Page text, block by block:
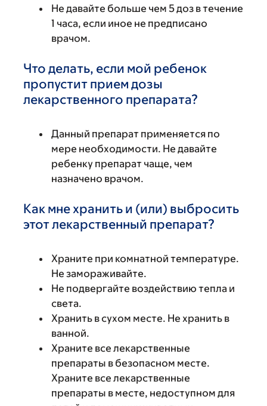
Не давайте больше чем 5 доз в течение
1 часа, если иное не предписано
врачом.
Что делать, если мой ребенок
пропустит прием дозы
лекарственного препарата?
Данный препарат применяется по
мере необходимости. Не давайте
ребенку препарат чаще, чем
назначено врачом.
Как мне хранить и (или) выбросить
этот лекарственный препарат?
Храните при комнатной температуре.
Не замораживайте.
Не подвергайте воздействию тепла и
света.
Хранить в сухом месте. Не хранить в
ванной.
Храните все лекарственные
препараты в безопасном месте.
Храните все лекарственные
препараты в месте, недоступном для